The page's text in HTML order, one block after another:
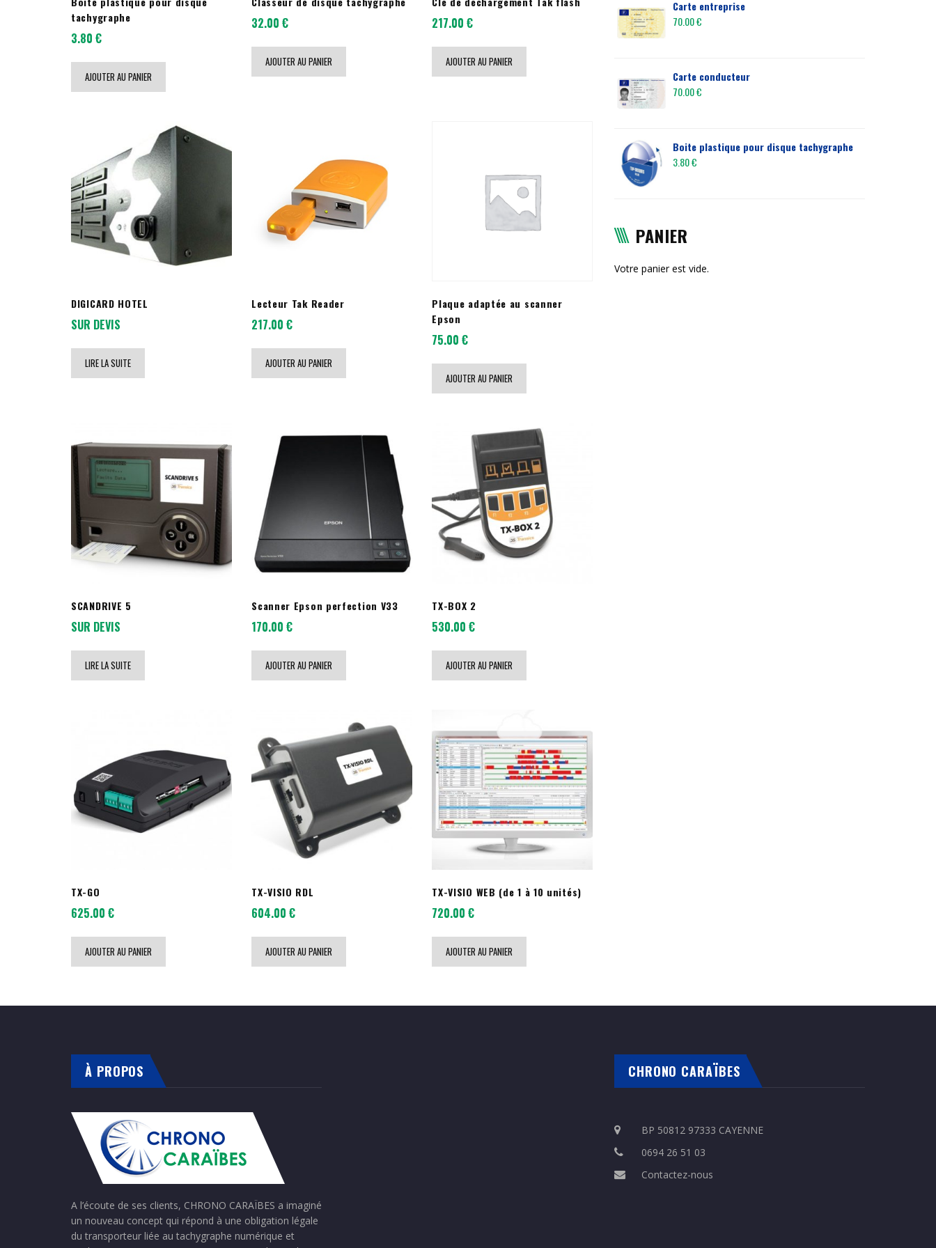
tachygraphe
3.80 €
AJOUTER AU PANIER
32.00€
AJOUTER AU PANIER
217.00€
AJOUTER AU PANIER
DIGICARD HOTEL
SUR DEVIS
LIRE LA SUITE
Lecteur Tak Reader
217.00€
AJOUTER AU PANIER
Plaque adaptée au scanner
Epson
75.00€
AJOUTER AU PANIER
SCANDRIVE 5
SUR DEVIS
LIRE LA SUITE
Scanner Epson perfection V33
170.00€
AJOUTER AU PANIER
TX-BOX 2
530.00€
AJOUTER AU PANIER
TX-GO
625.00 €
AJOUTER AU PANIER
TX-VISIO RDL
604.00€
AJOUTER AU PANIER
TX-VISIO WEB (de 1 à 10 unités)
720.00€
AJOUTER AU PANIER
Carte entreprise
70.00€
Carte conducteur
70.00€
Boite plastique pour disque tachygraphe
3.80€
PANIER
Votre panier est vide.
À PROPOS
A l’écoute de ses clients, CHRONO CARAÏBES a imaginé
un nouveau concept qui répond à une obligation légale
du transporteur liée au tachygraphe numérique et
CHRONO CARAÏBES
BP 50812 97333 CAYENNE
0694 26 51 03
Contactez-nous